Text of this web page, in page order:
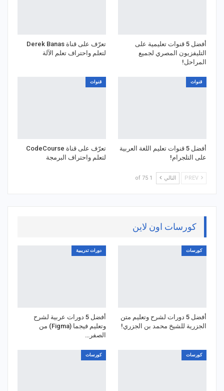
أفضل 5 قنوات تعليمية على
التليفزيون المصري لجميع
المراحل!
تعرّف على قناة Derek Banas
لتعلم واحتراف تعلم الآلة
قنوات
أفضل 5 قنوات تعليم اللغة العربية
على التلجرام!
قنوات
تعرّف على قناة CodeCourse
لتعلم واحتراف البرمجة
التالي 1 of 75
كورسات اون لاين
كورسات
أفضل 5 دورات لشرح وتعليم متن
الجزرية للشيخ محمد بن الجزري!
دورات تدريبية
أفضل 5 دورات عربية لشرح
وتعليم فيجما (Figma) من
الصفر…
كورسات كورسات